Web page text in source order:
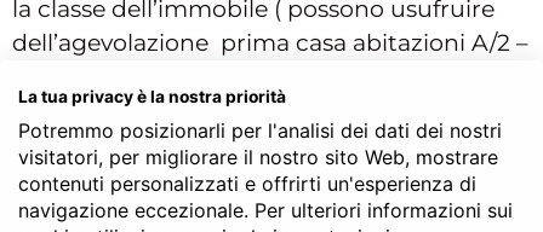
la classe dell’immobile ( possono usufruire
dell’agevolazione prima casa abitazioni A/2 –
popolare A/5 tipo ultra popolare; A/6 tipo
rurale; A/7 in villini, A/11 tipiche del luogo); il
luogo in cui si trova l’abitazione ( deve essere
nel comune diresidenzao la residenza deve
La tua privacy è la nostra priorità
Potremmo posizionarli per l'analisi dei dati dei nostri
visitatori, per migliorare il nostro sito Web, mostrare
contenuti personalizzati e offrirti un'esperienza di
navigazione eccezionale. Per ulteriori informazioni sui